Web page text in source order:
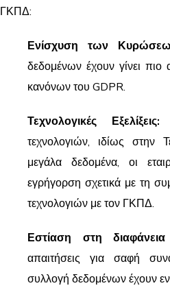
ΓΚΠΔ:
Ενίσχυση των
δεδομένων έχουν γίνει
κανόνων του GDPR.
Τεχνολογικές Εξελίξεις:
τεχνολογιών, ιδίως στην
μεγάλα δεδομένα, οι
εγρήγορση σχετικά με τη
τεχνολογιών με τον ΓΚΠΔ.
Εστίαση στη
απαιτήσεις για σαφή
συλλογή δεδομένων έχουν